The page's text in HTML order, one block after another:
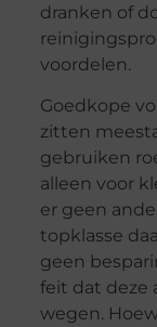
dranken of
voordelen.
Goedkope
zitten
gebruiken
alleen voor
er geen
topklasse
geen
feit dat deze
wegen.